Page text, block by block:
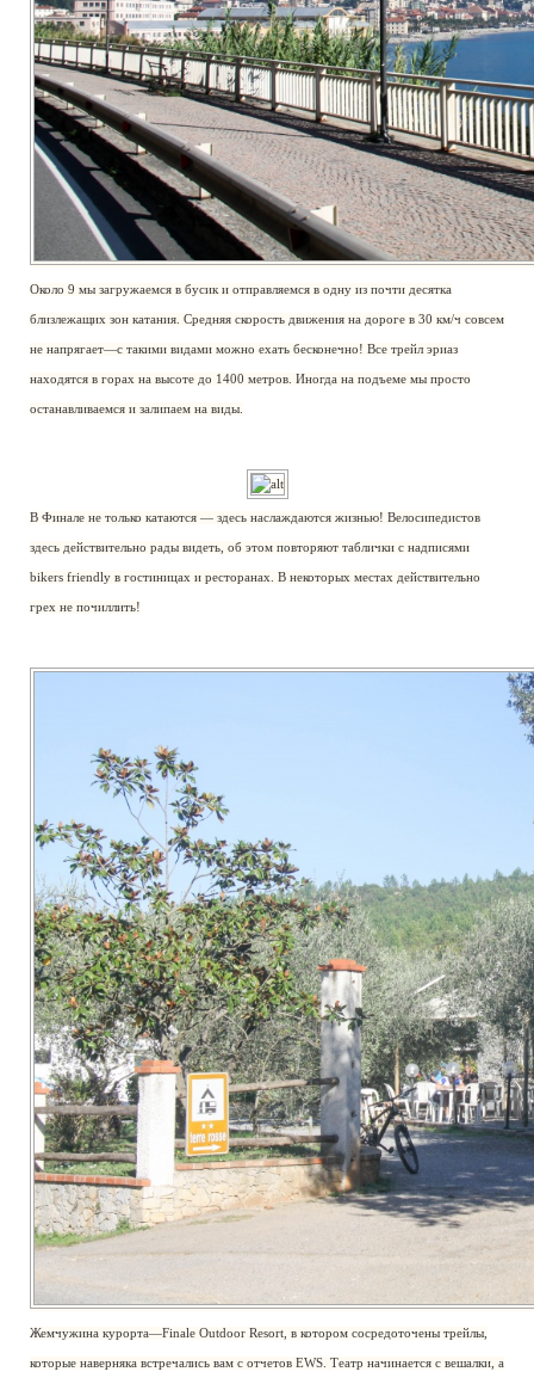
Около 9 мы загружаемся в бусик и отправляемся в одну из почти десятка
близлежащих зон катания. Средняя скорость движения на дороге в 30 км/ч совсем
не напрягает—с такими видами можно ехать бесконечно! Все трейл эриаз
находятся в горах на высоте до 1400 метров. Иногда на подъеме мы просто
останавливаемся и залипаем на виды.
В Финале не только катаются — здесь наслаждаются жизнью! Велосипедистов
здесь действительно рады видеть, об этом повторяют таблички с надписями
bikers friendly в гостиницах и ресторанах. В некоторых местах действительно
грех не почиллить!
Жемчужина курорта—Finale Outdoor Resort, в котором сосредоточены трейлы,
которые наверняка встречались вам с отчетов EWS. Театр начинается с вешалки, а